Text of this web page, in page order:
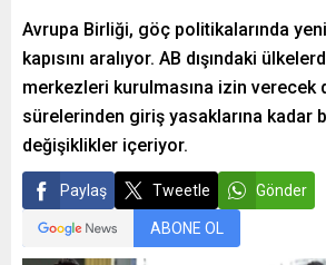
Avrupa Birliği, göç politikalarında
kapısını aralıyor. AB dışındaki
merkezleri kurulmasına izin verecek
sürelerinden giriş yasaklarına kadar
değişiklikler içeriyor.
Paylaş Tweetle Gönder
ABONE OL